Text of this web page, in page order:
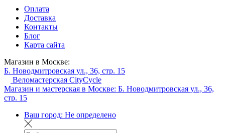
Оплата
Доставка
Контакты
Блог
Карта сайта
Магазин в Москве:
Б. Новодмитровская ул., 36, стр. 15
Веломастерская CityCycle
Магазин и мастерская в Москве: Б. Новодмитровская ул., 36,
стр. 15
Ваш город: Не определено